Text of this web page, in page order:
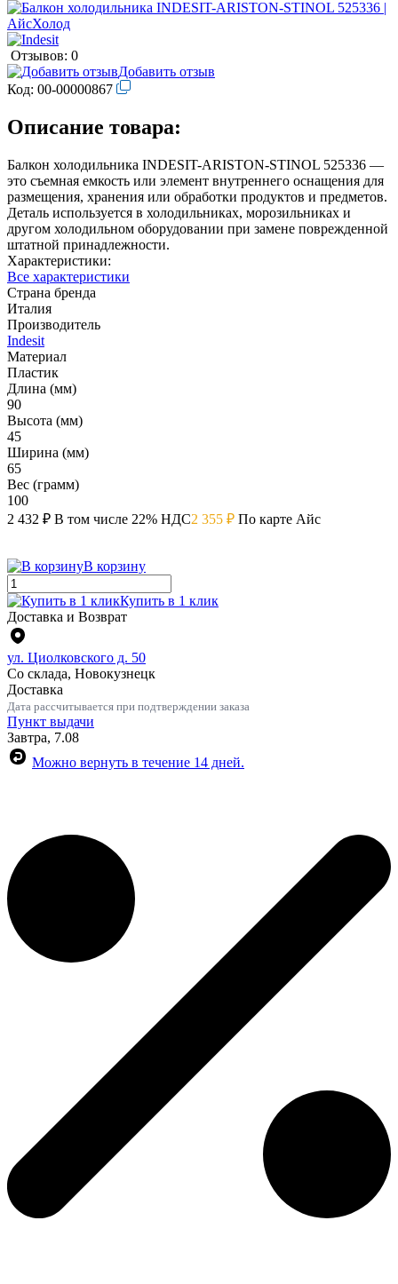
Отзывов: 0
Добавить отзыв
Код: 00-00000867
Описание товара:
Балкон холодильника INDESIT-ARISTON-STINOL 525336 —
это съемная емкость или элемент внутреннего оснащения для
размещения, хранения или обработки продуктов и предметов.
Деталь используется в холодильниках, морозильниках и
другом холодильном оборудовании при замене поврежденной
штатной принадлежности.
Характеристики:
Все характеристики
Страна бренда
Италия
Производитель
Indesit
Материал
Пластик
Длина (мм)
90
Высота (мм)
45
Ширина (мм)
65
Вес (грамм)
100
2 432 ₽ В том числе 22% НДС2 355 ₽ По карте Айс
В корзину
Купить в 1 клик
Доставка и Возврат
ул. Циолковского д. 50
Со склада, Новокузнецк
Доставка
Дата рассчитывается при подтверждении заказа
Пункт выдачи
Завтра, 7.08
Можно вернуть в течение 14 дней.